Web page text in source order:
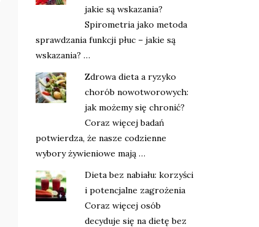
jakie są wskazania?
Spirometria jako metoda
sprawdzania funkcji płuc – jakie są
wskazania? …
Zdrowa dieta a ryzyko
chorób nowotworowych:
jak możemy się chronić?
Coraz więcej badań
potwierdza, że nasze codzienne
wybory żywieniowe mają …
Dieta bez nabiału: korzyści
i potencjalne zagrożenia
Coraz więcej osób
decyduje się na dietę bez